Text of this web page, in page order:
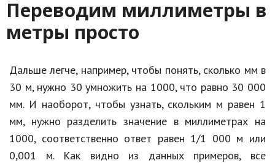
Животные
Праздники и подарки
Кинематограф
Домашние животные
Семья и дети
Переводим миллиметры в
метры просто
Дальше легче, например, чтобы понять, сколько мм в
30 м, нужно 30 умножить на 1000, что равно 30 000
мм. И наоборот, чтобы узнать, скольким м равен 1
мм, нужно разделить значение в миллиметрах на
1000, соответственно ответ равен 1/1 000 м или
0,001 м. Как видно из данных примеров, все